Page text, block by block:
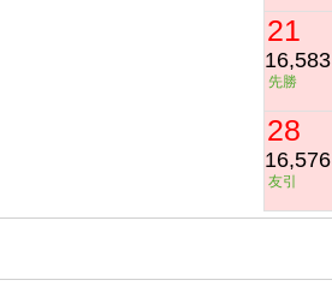
21
16,583
先勝
28
16,576
友引